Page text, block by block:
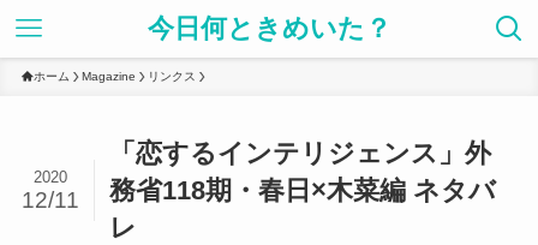
今日何ときめいた？
ホーム Magazine リンクス
「恋するインテリジェンス」外
務省118期・春日×木菜編 ネタバ
レ
2020
12/11